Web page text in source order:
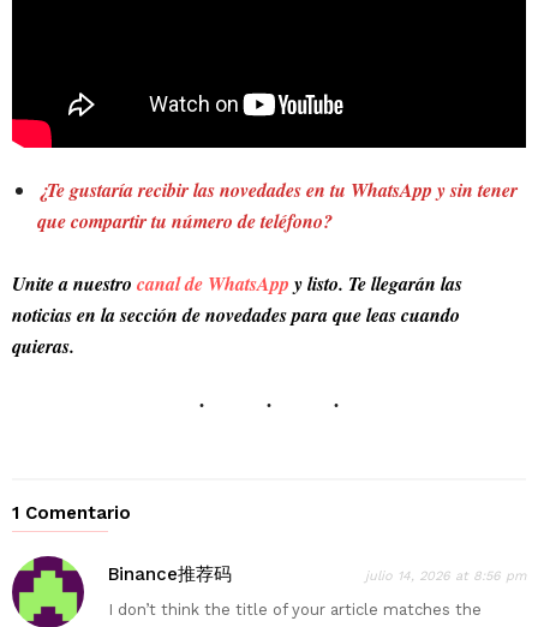
¿Te gustaría recibir las novedades en tu WhatsApp y sin tener
que compartir tu número de teléfono?
Unite a nuestro canal de WhatsApp y listo. Te llegarán las
noticias en la sección de novedades para que leas cuando
quieras.
1 Comentario
Binance推荐码 julio 14, 2026 at 8:56 pm
I don’t think the title of your article matches the